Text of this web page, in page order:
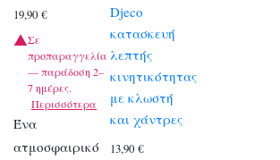
19,90 €
Σε
προπαραγγελία
— παράδοση 2–
7 ημέρες.
Περισσότερα
Ένα
ατμοσφαιρικό
Djeco
κατασκευή
λεπτής
κινητικότητας
με κλωστή
και χάντρες
13,90€